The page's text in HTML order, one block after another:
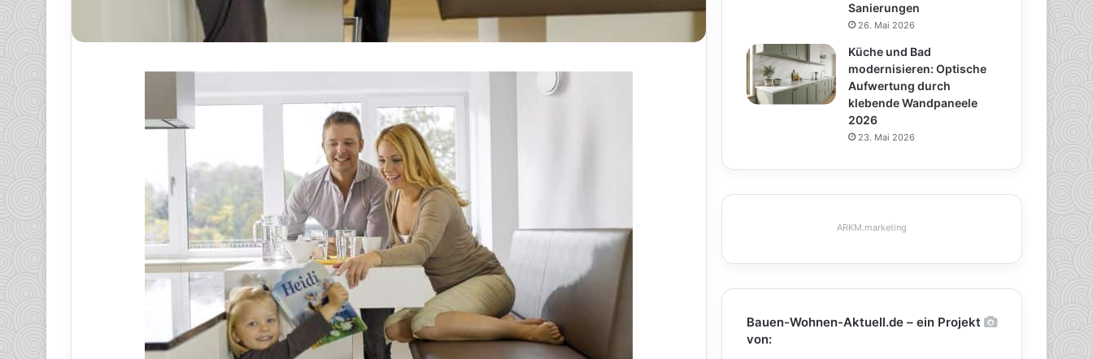
Sanierungen
26. Mai 2026
Küche und Bad
modernisieren: Optische
Aufwertung durch
klebende Wandpaneele
2026
23. Mai 2026
ARKM.marketing
Bauen-Wohnen-Aktuell.de – ein Projekt
von: